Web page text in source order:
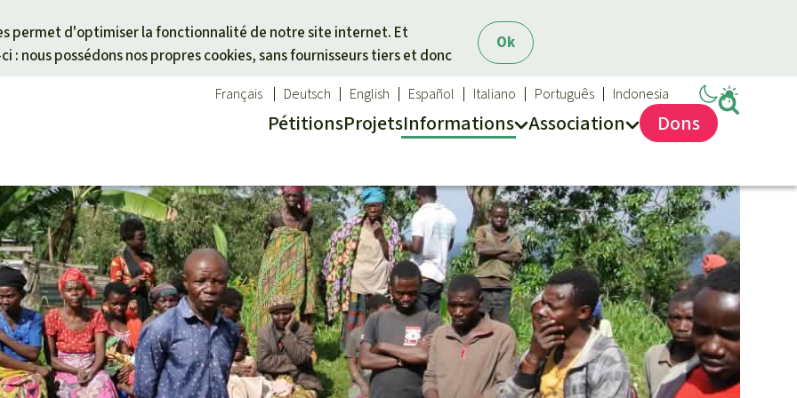
Ok
permet d'optimiser la fonctionnalité de notre site internet. Et
: nous possédons nos propres cookies, sans fournisseurs tiers et donc
PétitionsProjetsInformations
tropicale
Association
Sauvons la forêt
Qui sommes-nous ?
Nous contacter
Transparence
Questions fréquentes
Rapports annuels
Mentions légales
Médias
Communiqués
Dans la presse
Français Deutsch English Español Italiano Português Indonesia
Dons
thème
animaux
forêts tropicales
Don pour une région
Asie du Sud-Est
Afrique
Amérique latine